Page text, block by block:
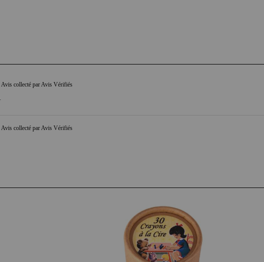
Avis collecté par Avis Vérifiés
Avis collecté par Avis Vérifiés